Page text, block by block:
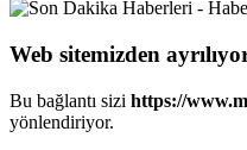
Web sitemizden
Bu bağlantı sizi https://
yönlendiriyor.